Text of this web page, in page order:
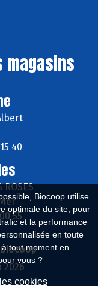
Biocoop utilise
optimale du site, pour
et la performance
en toute
tout moment en
vous ?
cookies
magasins
40
ROSES
55
2026